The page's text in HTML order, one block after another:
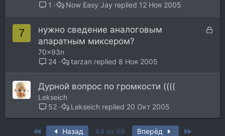
р
т
1
12 Ноя 2005
Now Easy Jay
7
З
ы
нужно сведение аналоговым
апаратным миксером?
70x93n
24
8 Ноя 2005
tarzan
Дурной вопрос по громкости ((((
Lekseich
52
20 Окт 2005
Lekseich
First Назад 64 из 68 Вперёд